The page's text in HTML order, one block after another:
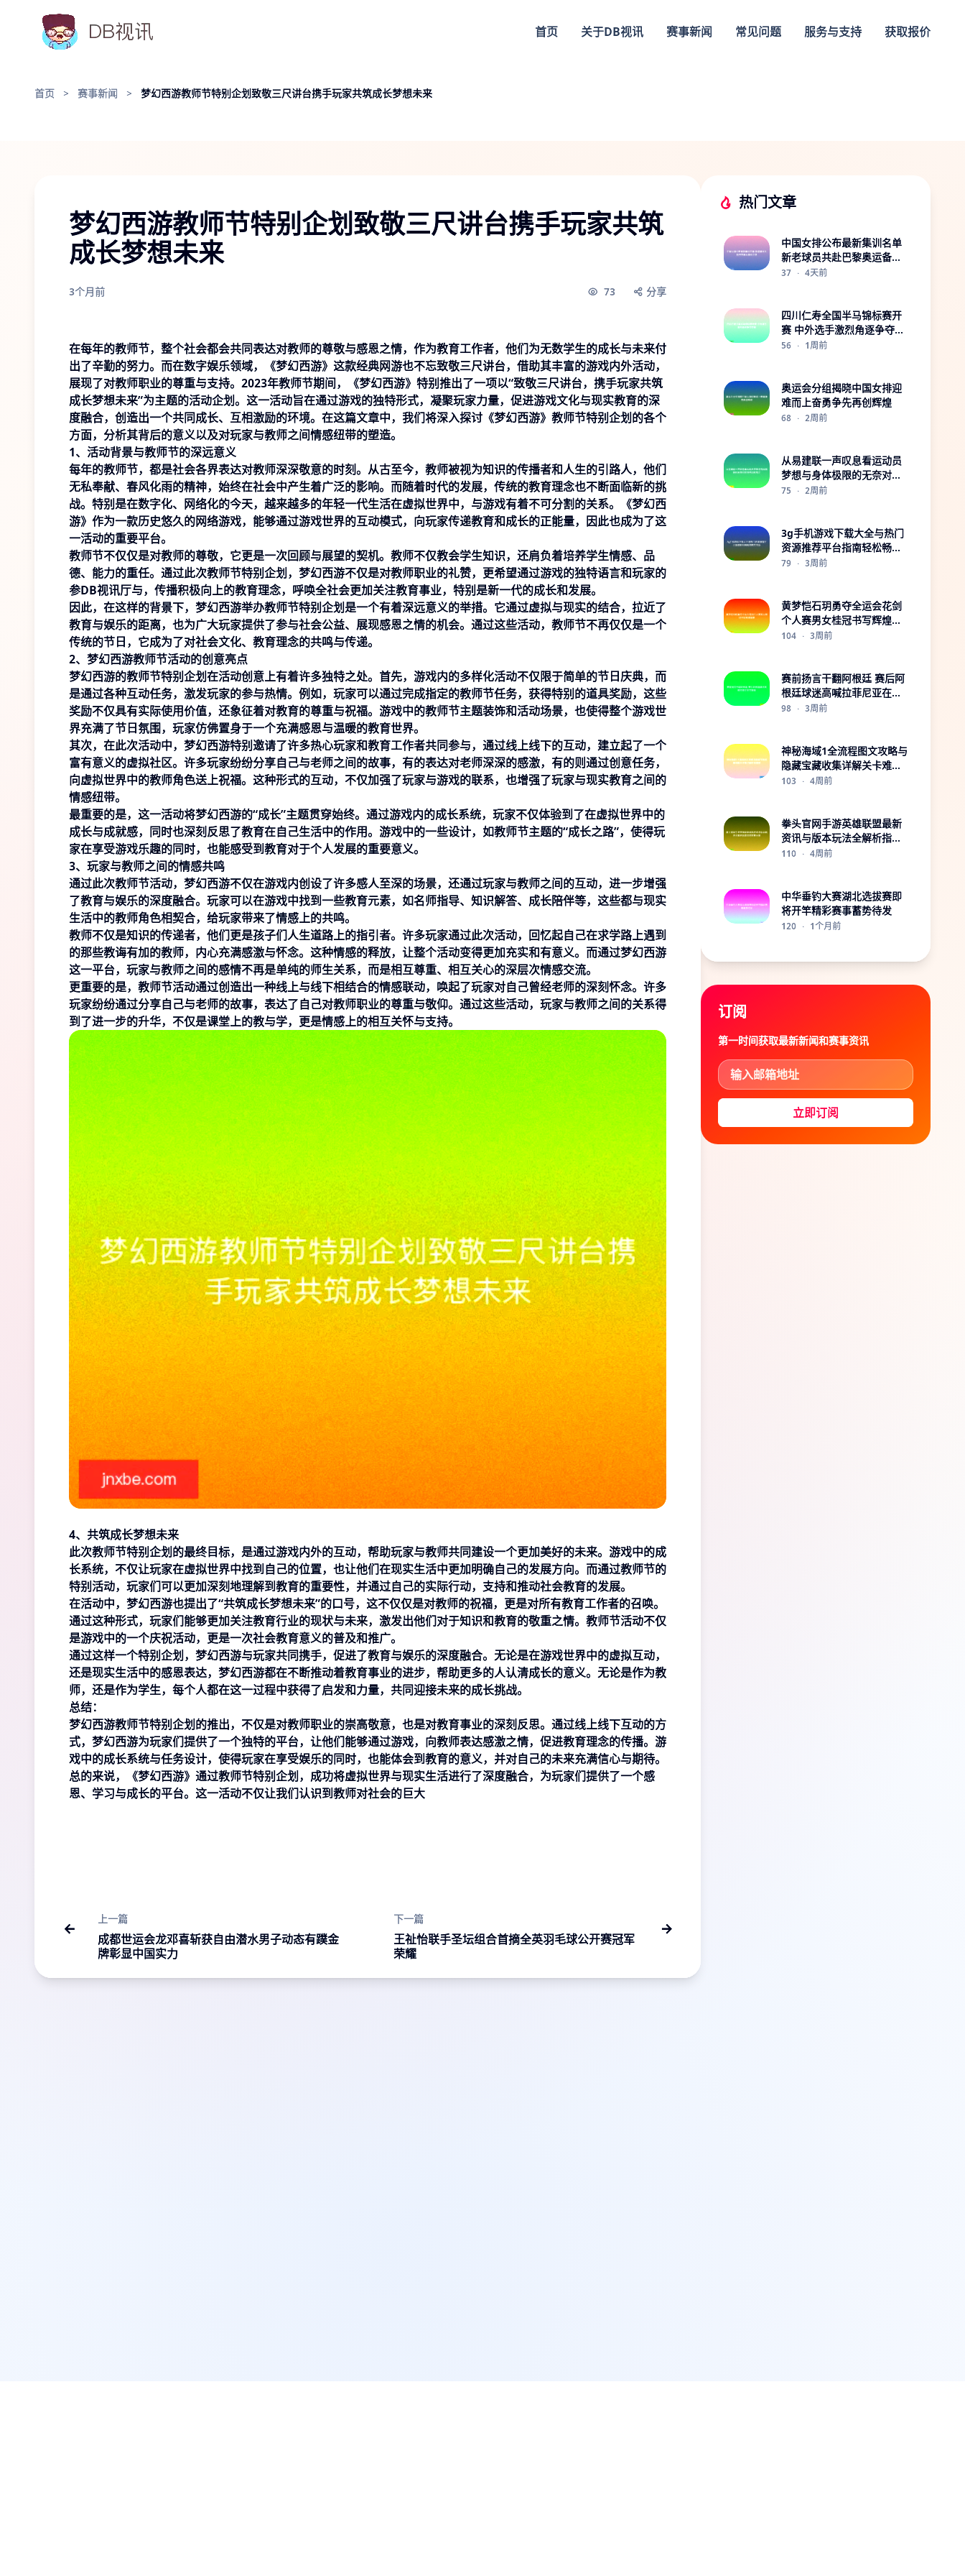
首页 关于DB视讯 赛事新闻 常见问题 服务与支持 获取报价
首页 > 赛事新闻 > 梦幻西游教师节特别企划致敬三尺讲台携手玩家共筑成长梦想未来
梦幻西游教师节特别企划致敬三尺讲台携手玩家共筑
成长梦想未来
3个月前 73 分享
在每年的教师节，整个社会都会共同表达对教师的尊敬与感恩之情，作为教育工作者，他们为无数学生的成长与未来付
出了辛勤的努力。而在数字娱乐领域，《梦幻西游》这款经典网游也不忘致敬三尺讲台，借助其丰富的游戏内外活动，
展现了对教师职业的尊重与支持。2023年教师节期间，《梦幻西游》特别推出了一项以“致敬三尺讲台，携手玩家共筑
成长梦想未来”为主题的活动企划。这一活动旨在通过游戏的独特形式，凝聚玩家力量，促进游戏文化与现实教育的深
度融合，创造出一个共同成长、互相激励的环境。在这篇文章中，我们将深入探讨《梦幻西游》教师节特别企划的各个
方面，分析其背后的意义以及对玩家与教师之间情感纽带的塑造。
1、活动背景与教师节的深远意义
每年的教师节，都是社会各界表达对教师深深敬意的时刻。从古至今，教师被视为知识的传播者和人生的引路人，他们
无私奉献、春风化雨的精神，始终在社会中产生着广泛的影响。而随着时代的发展，传统的教育理念也不断面临新的挑
战。特别是在数字化、网络化的今天，越来越多的年轻一代生活在虚拟世界中，与游戏有着不可分割的关系。《梦幻西
游》作为一款历史悠久的网络游戏，能够通过游戏世界的互动模式，向玩家传递教育和成长的正能量，因此也成为了这
一活动的重要平台。
教师节不仅仅是对教师的尊敬，它更是一次回顾与展望的契机。教师不仅教会学生知识，还肩负着培养学生情感、品
德、能力的重任。通过此次教师节特别企划，梦幻西游不仅是对教师职业的礼赞，更希望通过游戏的独特语言和玩家的
参DB视讯厅与，传播积极向上的教育理念，呼唤全社会更加关注教育事业，特别是新一代的成长和发展。
因此，在这样的背景下，梦幻西游举办教师节特别企划是一个有着深远意义的举措。它通过虚拟与现实的结合，拉近了
教育与娱乐的距离，也为广大玩家提供了参与社会公益、展现感恩之情的机会。通过这些活动，教师节不再仅仅是一个
传统的节日，它成为了对社会文化、教育理念的共鸣与传递。
2、梦幻西游教师节活动的创意亮点
梦幻西游的教师节特别企划在活动创意上有着许多独特之处。首先，游戏内的多样化活动不仅限于简单的节日庆典，而
是通过各种互动任务，激发玩家的参与热情。例如，玩家可以通过完成指定的教师节任务，获得特别的道具奖励，这些
奖励不仅具有实际使用价值，还象征着对教育的尊重与祝福。游戏中的教师节主题装饰和活动场景，也使得整个游戏世
界充满了节日氛围，玩家仿佛置身于一个充满感恩与温暖的教育世界。
其次，在此次活动中，梦幻西游特别邀请了许多热心玩家和教育工作者共同参与，通过线上线下的互动，建立起了一个
富有意义的虚拟社区。许多玩家纷纷分享自己与老师之间的故事，有的表达对老师深深的感激，有的则通过创意任务，
向虚拟世界中的教师角色送上祝福。这种形式的互动，不仅加强了玩家与游戏的联系，也增强了玩家与现实教育之间的
情感纽带。
最重要的是，这一活动将梦幻西游的“成长”主题贯穿始终。通过游戏内的成长系统，玩家不仅体验到了在虚拟世界中的
成长与成就感，同时也深刻反思了教育在自己生活中的作用。游戏中的一些设计，如教师节主题的“成长之路”，使得玩
家在享受游戏乐趣的同时，也能感受到教育对于个人发展的重要意义。
3、玩家与教师之间的情感共鸣
通过此次教师节活动，梦幻西游不仅在游戏内创设了许多感人至深的场景，还通过玩家与教师之间的互动，进一步增强
了教育与娱乐的深度融合。玩家可以在游戏中找到一些教育元素，如名师指导、知识解答、成长陪伴等，这些都与现实
生活中的教师角色相契合，给玩家带来了情感上的共鸣。
教师不仅是知识的传递者，他们更是孩子们人生道路上的指引者。许多玩家通过此次活动，回忆起自己在求学路上遇到
的那些教诲有加的教师，内心充满感激与怀念。这种情感的释放，让整个活动变得更加充实和有意义。而通过梦幻西游
这一平台，玩家与教师之间的感情不再是单纯的师生关系，而是相互尊重、相互关心的深层次情感交流。
更重要的是，教师节活动通过创造出一种线上与线下相结合的情感联动，唤起了玩家对自己曾经老师的深刻怀念。许多
玩家纷纷通过分享自己与老师的故事，表达了自己对教师职业的尊重与敬仰。通过这些活动，玩家与教师之间的关系得
到了进一步的升华，不仅是课堂上的教与学，更是情感上的相互关怀与支持。
4、共筑成长梦想未来
此次教师节特别企划的最终目标，是通过游戏内外的互动，帮助玩家与教师共同建设一个更加美好的未来。游戏中的成
长系统，不仅让玩家在虚拟世界中找到自己的位置，也让他们在现实生活中更加明确自己的发展方向。而通过教师节的
特别活动，玩家们可以更加深刻地理解到教育的重要性，并通过自己的实际行动，支持和推动社会教育的发展。
在活动中，梦幻西游也提出了“共筑成长梦想未来”的口号，这不仅仅是对教师的祝福，更是对所有教育工作者的召唤。
通过这种形式，玩家们能够更加关注教育行业的现状与未来，激发出他们对于知识和教育的敬重之情。教师节活动不仅
是游戏中的一个庆祝活动，更是一次社会教育意义的普及和推广。
通过这样一个特别企划，梦幻西游与玩家共同携手，促进了教育与娱乐的深度融合。无论是在游戏世界中的虚拟互动，
还是现实生活中的感恩表达，梦幻西游都在不断推动着教育事业的进步，帮助更多的人认清成长的意义。无论是作为教
师，还是作为学生，每个人都在这一过程中获得了启发和力量，共同迎接未来的成长挑战。
总结：
梦幻西游教师节特别企划的推出，不仅是对教师职业的崇高敬意，也是对教育事业的深刻反思。通过线上线下互动的方
式，梦幻西游为玩家们提供了一个独特的平台，让他们能够通过游戏，向教师表达感激之情，促进教育理念的传播。游
戏中的成长系统与任务设计，使得玩家在享受娱乐的同时，也能体会到教育的意义，并对自己的未来充满信心与期待。
总的来说，《梦幻西游》通过教师节特别企划，成功将虚拟世界与现实生活进行了深度融合，为玩家们提供了一个感
恩、学习与成长的平台。这一活动不仅让我们认识到教师对社会的巨大
上一篇
成都世运会龙邓喜斩获自由潜水男子动态有蹼金
牌彰显中国实力
下一篇
王祉怡联手圣坛组合首摘全英羽毛球公开赛冠军
荣耀
热门文章
中国女排公布最新集训名单
新老球员共赴巴黎奥运备战
之路
37 · 4天前
四川仁寿全国半马锦标赛开
赛 中外选手激烈角逐争夺荣
誉
56 · 1周前
奥运会分组揭晓中国女排迎
难而上奋勇争先再创辉煌
68 · 2周前
从易建联一声叹息看运动员
梦想与身体极限的无奈对抗
与告别时刻之
75 · 2周前
3g手机游戏下载大全与热门
资源推荐平台指南轻松畅玩
攻略实用版
79 · 3周前
黄梦恺石玥勇夺全运会花剑
个人赛男女桂冠书写辉煌篇
章
104 · 3周前
赛前扬言干翻阿根廷 赛后阿
根廷球迷高喊拉菲尼亚在哪
里
98 · 3周前
神秘海域1全流程图文攻略与
隐藏宝藏收集详解关卡难点
解析指南册
103 · 4周前
拳头官网手游英雄联盟最新
资讯与版本玩法全解析指南
深度攻略分享
110 · 4周前
中华垂钓大赛湖北选拔赛即
将开竿精彩赛事蓄势待发
120 · 1个月前
订阅
第一时间获取最新新闻和赛事资讯
立即订阅